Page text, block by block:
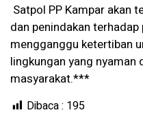
Satpol PP Kampar akan
dan penindakan
mengganggu ketertiban
lingkungan yang nyaman
masyarakat.***
Dibaca : 195